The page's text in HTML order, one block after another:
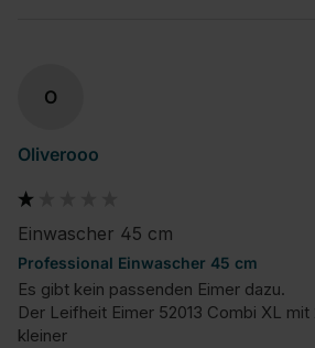
O
Oliverooo
Einwascher 45 cm
Professional Einwascher 45 cm
Es gibt kein passenden Eimer dazu.
Der Leifheit Eimer 52013 Combi XL
kleiner